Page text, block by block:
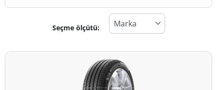
Lastik türü
Tüm lastik türleri (84)
Seçme ölçütü: